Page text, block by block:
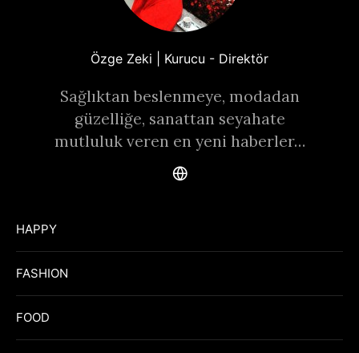
Özge Zeki | Kurucu - Direktör
Sağlıktan beslenmeye, modadan
güzelliğe, sanattan seyahate
mutluluk veren en yeni haberler…
HAPPY
FASHION
FOOD